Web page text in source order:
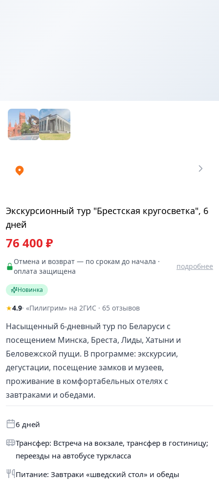
Экскурсионный тур "Брестская кругосветка", 6
дней
76 400 ₽
Отмена и возврат — по срокам до начала ·
оплата защищена
подробнее
Новинка
★4.9· «Пилигрим» на 2ГИС · 65 отзывов
Насыщенный 6-дневный тур по Беларуси с
посещением Минска, Бреста, Лиды, Хатыни и
Беловежской пущи. В программе: экскурсии,
дегустации, посещение замков и музеев,
проживание в комфортабельных отелях с
завтраками и обедами.
6 дней
Трансфер: Встреча на вокзале, трансфер в гостиницу;
переезды на автобусе туркласса
Питание: Завтраки «шведский стол» и обеды